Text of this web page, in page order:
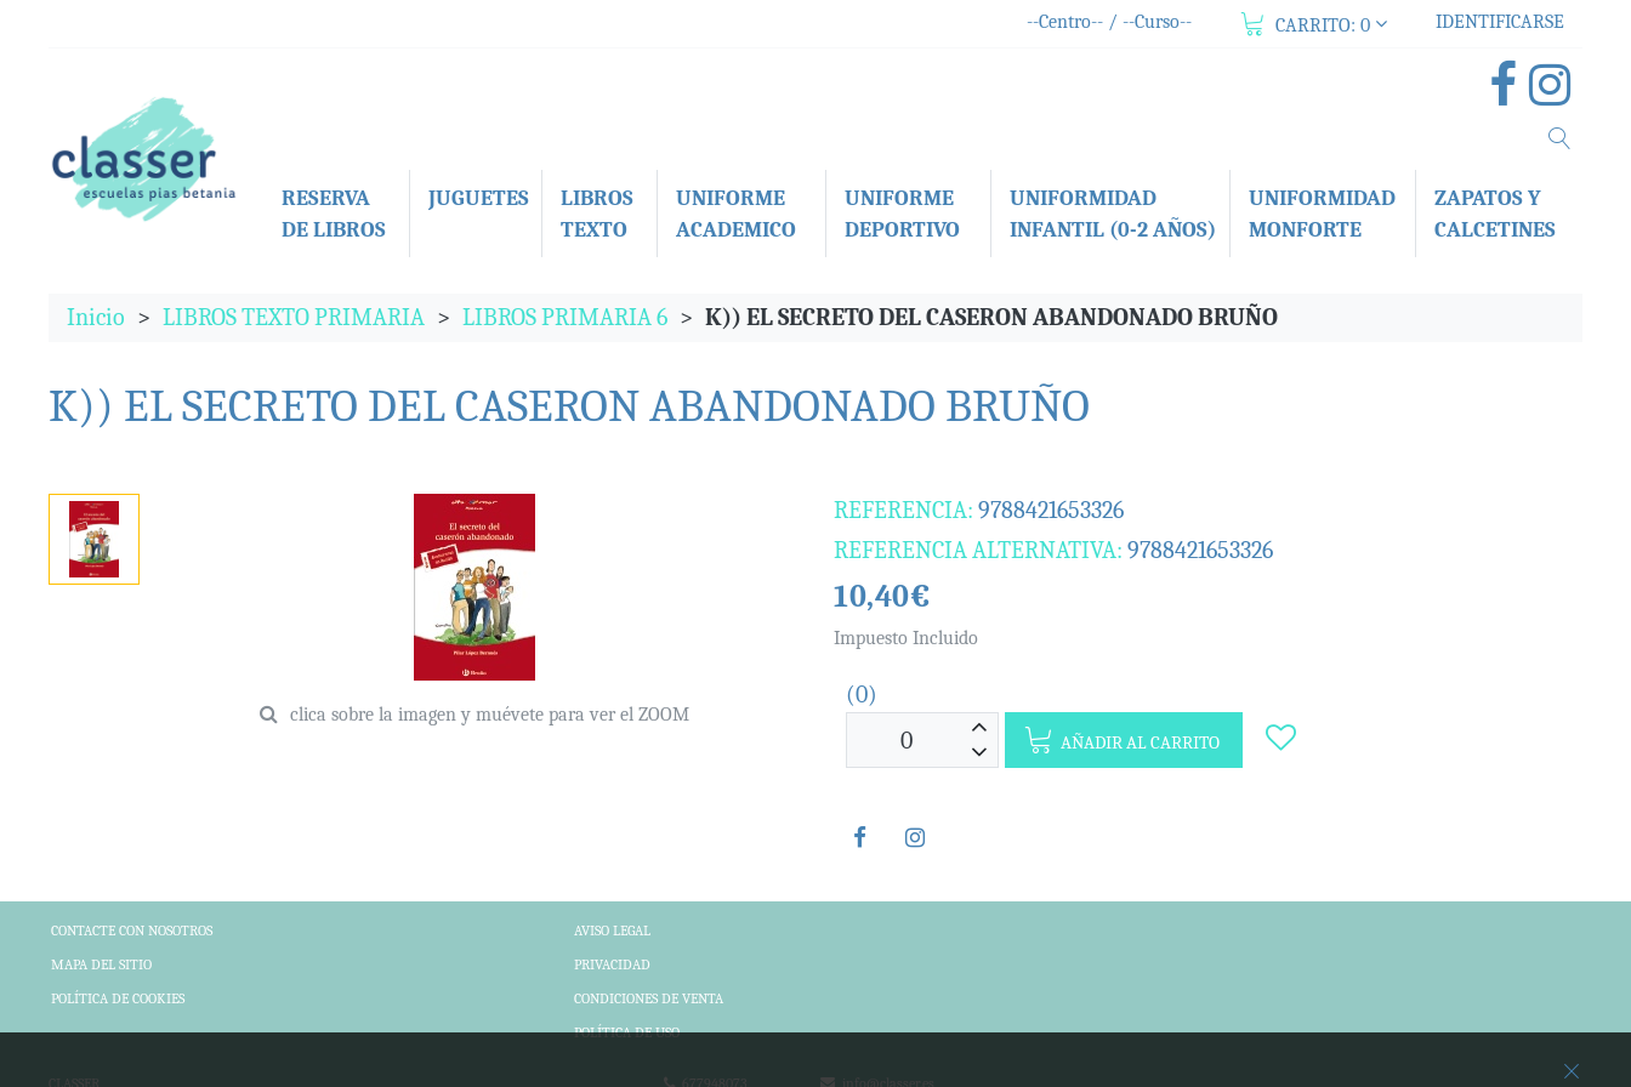
--Centro-- / --Curso-- CARRITO: 0 IDENTIFICARSE
RESERVA
DE LIBROS
JUGUETES
LIBROS
TEXTO
UNIFORME
ACADEMICO
UNIFORME
DEPORTIVO
UNIFORMIDAD
INFANTIL (0-2 AÑOS)
UNIFORMIDAD
MONFORTE
ZAPATOS Y
CALCETINES
Inicio LIBROS TEXTO PRIMARIA LIBROS PRIMARIA 6 K)) EL SECRETO DEL CASERON ABANDONADO BRUÑO
K)) EL SECRETO DEL CASERON ABANDONADO BRUÑO
clica sobre la imagen y muévete para ver el ZOOM
REFERENCIA: 9788421653326
REFERENCIA ALTERNATIVA: 9788421653326
10,40€
Impuesto Incluido
(0)
AÑADIR AL CARRITO
CONTACTE CON NOSOTROS
MAPA DEL SITIO
POLÍTICA DE COOKIES
AVISO LEGAL
PRIVACIDAD
CONDICIONES DE VENTA
POLÍTICA DE USO